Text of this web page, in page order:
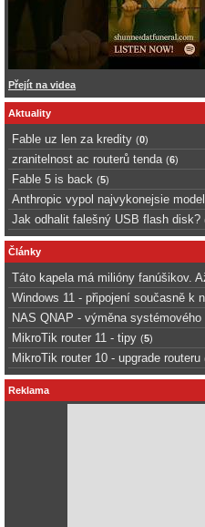
Přejít na videa
Aktuality
Fable uz len za kredity (0)
zranitelnost ac routerů tenda (6)
Fable 5 is back (5)
Anthropic vypol najvykonejsie
Jak odhalit falešný USB flash disk?
Články
Táto kapela má milióny fanúšikov.
Windows 11 - připojení současně k
NAS QNAP - výměna systémového
MikroTik router 11 - tipy (5)
MikroTik router 10 - upgrade routeru
Reklama